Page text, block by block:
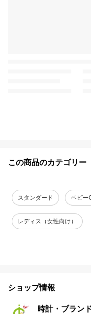
この商品のカテゴリー
スタンダード ベビー
レディス（女性向け）
ショップ情報
時計・ブラン